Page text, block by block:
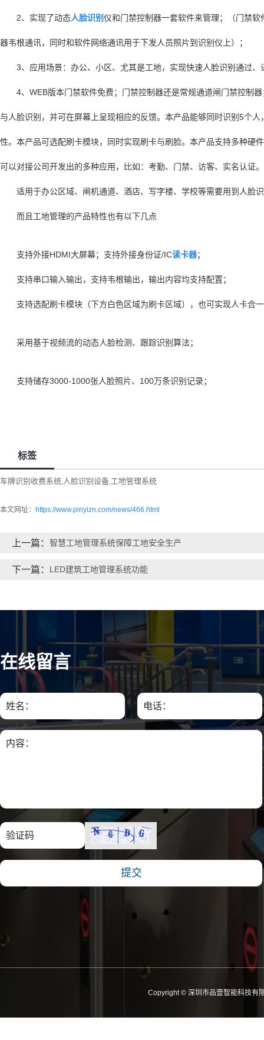
2、实现了动态人脸识别仪和门禁控制器一套软件来管理；（门禁
器韦根通讯，同时和软件网络通讯用于下发人员照片到识别仪上）；
3、应用场景：办公、小区、尤其是工地，实现快速人脸识别通过
4、WEB版本门禁软件免费；门禁控制器还是常规通道闸门禁控制
与人脸识别，并可在屏幕上呈现相应的反馈。本产品能够同时识别5个
性。本产品可选配刷卡模块，同时实现刷卡与刷脸。本产品支持多种硬
可以对接公司开发出的多种应用，比如：考勤、门禁、访客、实名认证。
适用于办公区域、闸机通道、酒店、写字楼、学校等需要用到人脸
而且工地管理的产品特性也有以下几点
支持外接HDMI大屏幕；支持外接身份证/IC读卡器；
支持串口输入输出，支持韦根输出，输出内容均支持配置；
支持选配刷卡模块（下方白色区域为刷卡区域），也可实现人卡合
采用基于视频流的动态人脸检测、跟踪识别算法；
支持储存3000-1000张人脸照片、100万条识别记录；
标签
车牌识别收费系统,人脸识别设备,工地管理系统
本文网址： https://www.pinyizn.com/news/466.html
上一篇： 智慧工地管理系统保障工地安全生产
下一篇： LED建筑工地管理系统功能
在线留言
Copyright © 深圳市品壹智能科技有